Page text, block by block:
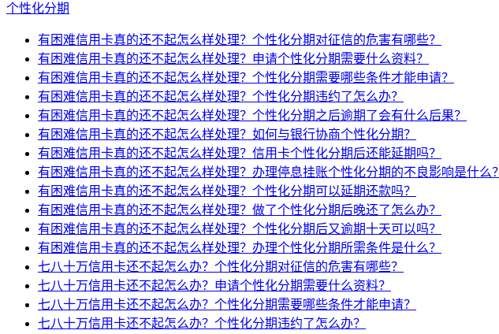
个性化分期
有困难信用卡真的还不起怎么样处理？个性化分期对征信的危害有哪些？
有困难信用卡真的还不起怎么样处理？申请个性化分期需要什么资料？
有困难信用卡真的还不起怎么样处理？个性化分期需要哪些条件才能申请？
有困难信用卡真的还不起怎么样处理？个性化分期违约了怎么办？
有困难信用卡真的还不起怎么样处理？个性化分期之后逾期了会有什么后果？
有困难信用卡真的还不起怎么样处理？如何与银行协商个性化分期？
有困难信用卡真的还不起怎么样处理？信用卡个性化分期后还能延期吗？
有困难信用卡真的还不起怎么样处理？办理停息挂账个性化分期的不良影响是什么？
有困难信用卡真的还不起怎么样处理？个性化分期可以延期还款吗？
有困难信用卡真的还不起怎么样处理？做了个性化分期后晚还了怎么办？
有困难信用卡真的还不起怎么样处理？个性化分期后又逾期十天可以吗？
有困难信用卡真的还不起怎么样处理？办理个性化分期所需条件是什么？
七八十万信用卡还不起怎么办？个性化分期对征信的危害有哪些？
七八十万信用卡还不起怎么办？申请个性化分期需要什么资料？
七八十万信用卡还不起怎么办？个性化分期需要哪些条件才能申请？
七八十万信用卡还不起怎么办？个性化分期违约了怎么办？